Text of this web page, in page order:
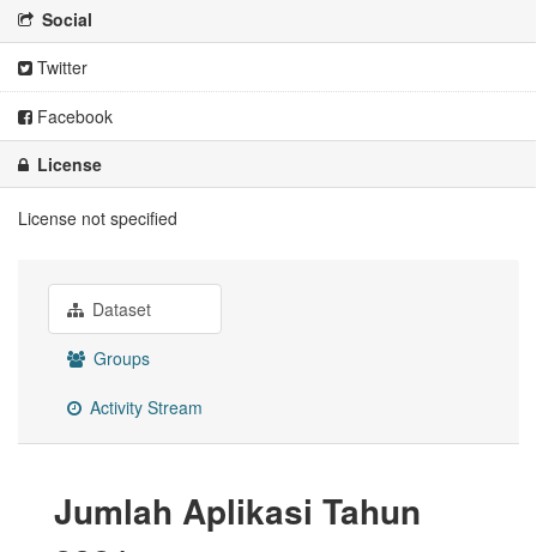
Social
Twitter
Facebook
License
License not specified
Dataset
Groups
Activity Stream
Jumlah Aplikasi Tahun